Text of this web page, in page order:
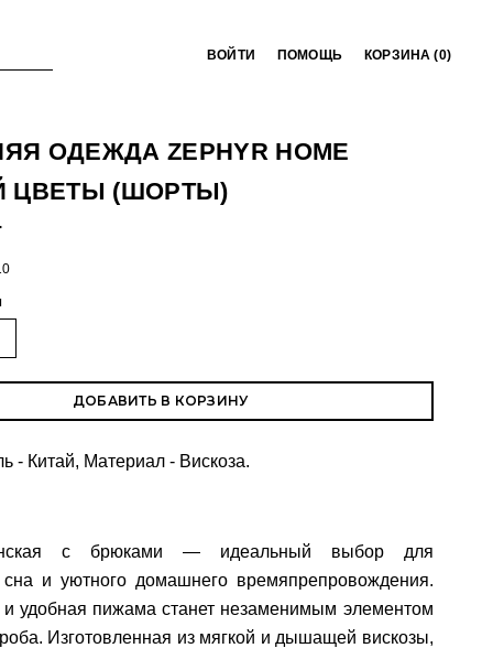
ВОЙТИ ПОМОЩЬ КОРЗИНА (0)
ОДЕЖДА ZEPHYR HOME
ЦВЕТЫ (ШОРТЫ)
ДОБАВИТЬ В КОРЗИНУ
- Китай, Материал - Вискоза.
с брюками — идеальный выбор для
сна и уютного домашнего времяпрепровождения.
и удобная пижама станет незаменимым элементом
Изготовленная из мягкой и дышащей вискозы,